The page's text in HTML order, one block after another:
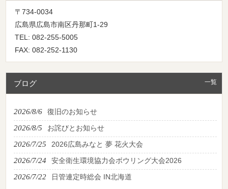
〒734-0034
広島県広島市南区丹那町1-29
TEL: 082-255-5005
FAX: 082-252-1130
ブログ 一覧
2026/8/6 復旧のお知らせ
2026/8/5 お詫びとお知らせ
2026/7/25 2026広島みなと 夢 花火大会
2026/7/24 安全衛生環境協力会ボウリング大会2026
2026/7/22 日管連定時総会 IN北海道